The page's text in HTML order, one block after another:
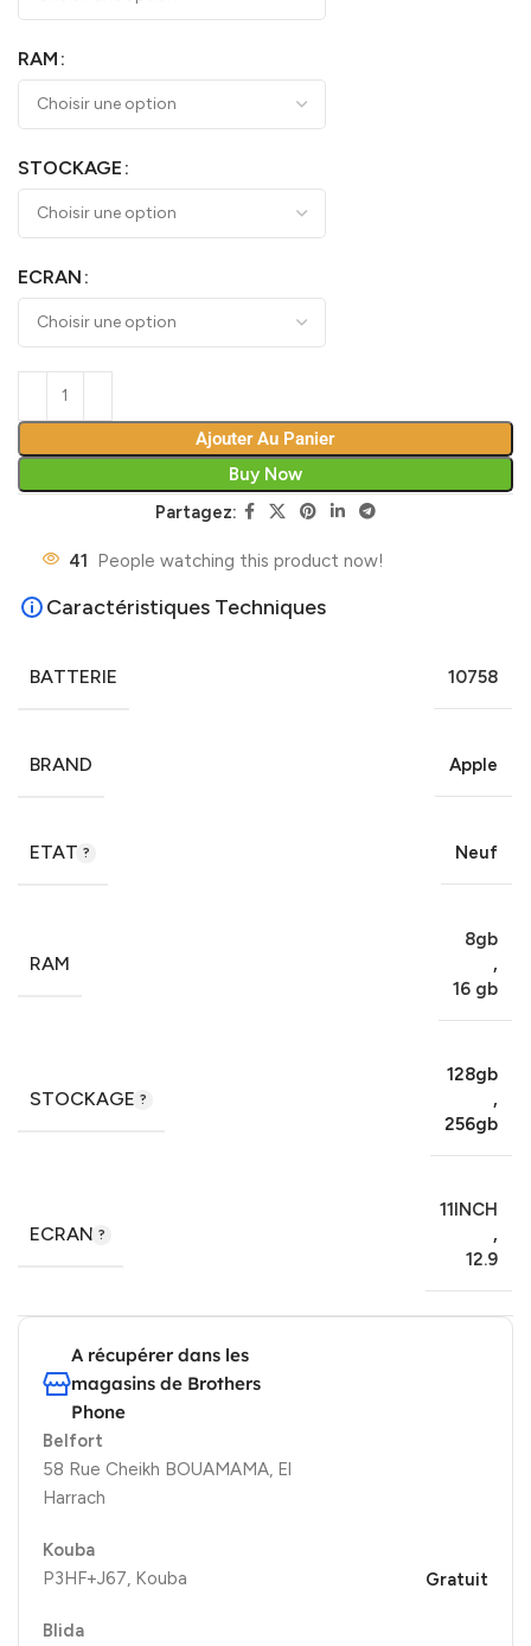
RAM
STOCKAGE
ECRAN
Ajouter Au Panier
Buy Now
Partagez:
41 People watching this product now!
Caractéristiques Techniques
BATTERIE 10758
BRAND Apple
ETAT Neuf
RAM
8gb
,
16 gb
STOCKAGE
128gb
,
256gb
ECRAN
11INCH
,
12.9
A récupérer dans les
magasins de Brothers
Phone
Belfort
58 Rue Cheikh BOUAMAMA, El
Harrach
Kouba
P3HF+J67, Kouba
Blida
Gratuit